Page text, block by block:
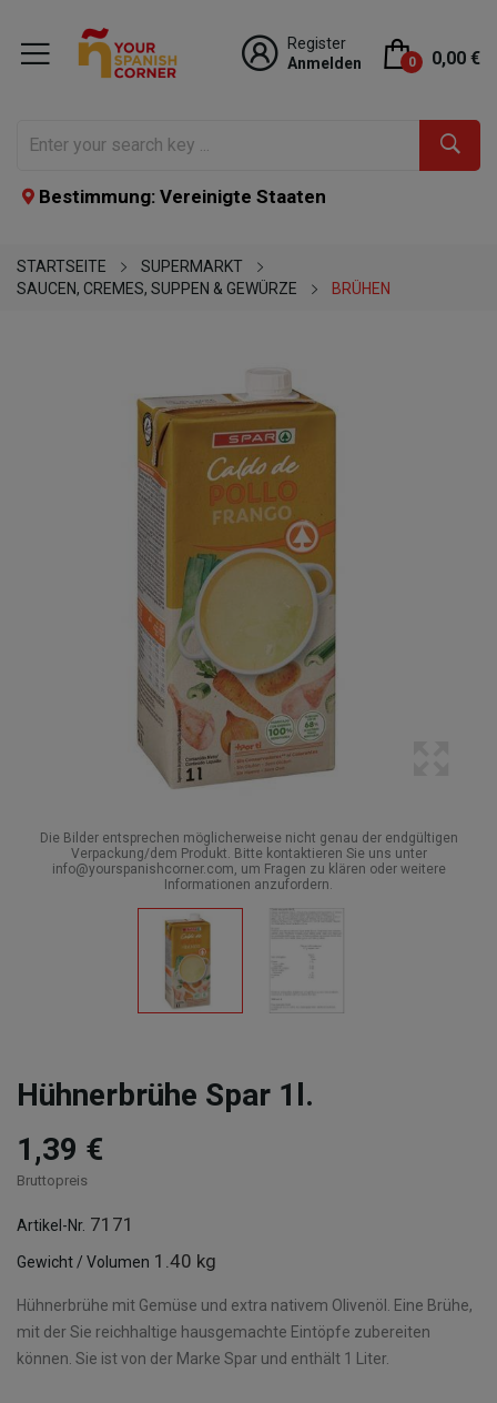
Register
Anmelden
0 0,00 €
Bestimmung: Vereinigte Staaten
STARTSEITE
SUPERMARKT
SAUCEN, CREMES, SUPPEN & GEWÜRZE
BRÜHEN
Die Bilder entsprechen möglicherweise nicht genau der endgültigen
Verpackung/dem Produkt. Bitte kontaktieren Sie uns unter
info@yourspanishcorner.com, um Fragen zu klären oder weitere
Informationen anzufordern.
Hühnerbrühe Spar 1l.
1,39 €
Bruttopreis
Artikel-Nr. 7171
Gewicht / Volumen 1.40 kg
Hühnerbrühe mit Gemüse und extra nativem Olivenöl. Eine Brühe,
mit der Sie reichhaltige hausgemachte Eintöpfe zubereiten
können. Sie ist von der Marke Spar und enthält 1 Liter.